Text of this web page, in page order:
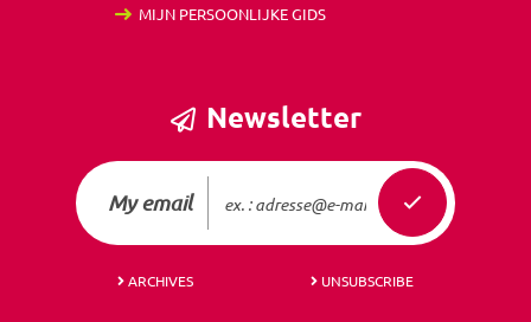
MIJN PERSOONLIJKE GIDS
Newsletter
My email
ARCHIVES UNSUBSCRIBE